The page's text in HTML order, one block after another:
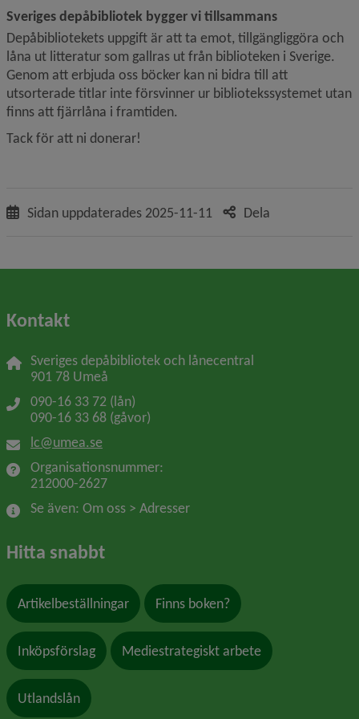
Sveriges depåbibliotek bygger vi tillsammans
Depåbibliotekets uppgift är att ta emot, tillgängliggöra och
låna ut litteratur som gallras ut från biblioteken i Sverige.
Genom att erbjuda oss böcker kan ni bidra till att
utsorterade titlar inte försvinner ur bibliotekssystemet utan
finns att fjärrlåna i framtiden.
Tack för att ni donerar!
Sidan uppdaterades 2025-11-11 Dela
Kontakt
Sveriges depåbibliotek och lånecentral
901 78 Umeå
090-16 33 72 (lån)
090-16 33 68 (gåvor)
lc@umea.se
Organisationsnummer:
212000-2627
Se även: Om oss > Adresser
Hitta snabbt
Artikelbeställningar Finns boken?
Inköpsförslag Mediestrategiskt arbete
Utlandslån